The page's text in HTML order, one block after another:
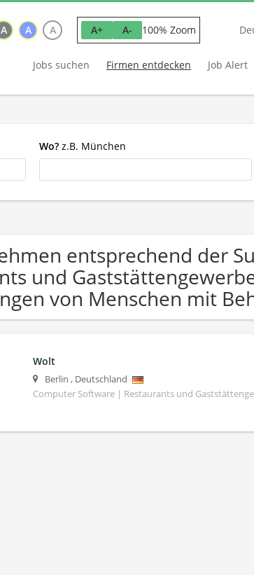
A A A A+ A- 100% Zoom
Jobs suchen Firmen entdecken Job Alert
Wo? z.B. München
entsprechend der
und
von Menschen mit
Wolt
Berlin , Deutschland
Computer Software | Restaurants und